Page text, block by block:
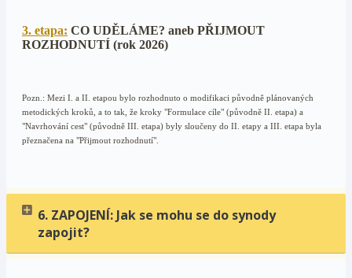
3. etapa: CO UDĚLÁME? aneb PŘIJMOUT
ROZHODNUTÍ (rok 2026)
Pozn.: Mezi I. a II. etapou bylo rozhodnuto o modifikaci původně plánovaných
metodických kroků, a to tak, že kroky "Formulace cíle" (původně II. etapa) a
"Navrhování cest" (původně III. etapa) byly sloučeny do II. etapy a III. etapa byla
přeznačena na "Přijmout rozhodnutí".
6. ZAPOJENÍ: Jak se mohu se do synody
zapojit?